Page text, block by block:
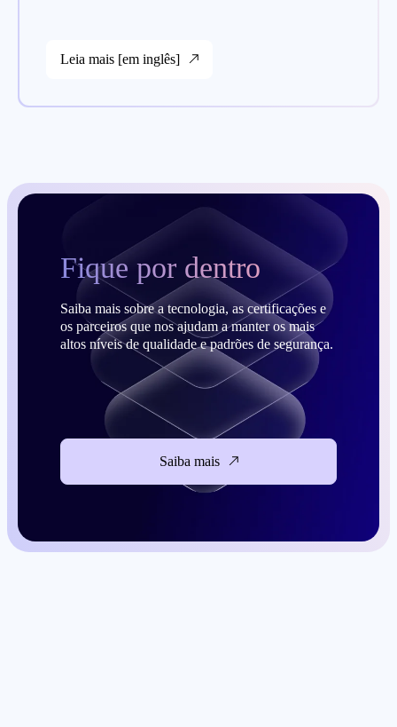
Leia mais [em inglês]
Fique por dentro
Saiba mais sobre a tecnologia, as certificações e
os parceiros que nos ajudam a manter os mais
altos níveis de qualidade e padrões de segurança.
Saiba mais